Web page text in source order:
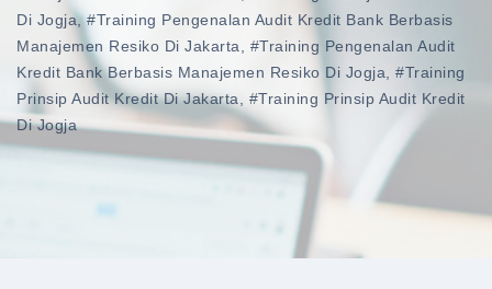
Di Jogja,#training Pengenalan Audit Kredit Bank Berbasis
Manajemen Resiko Di Jakarta
#training Pengenalan Audit
Kredit Bank Berbasis Manajemen Resiko Di Jogja
#training
Prinsip Audit Kredit Di Jakarta
#training Prinsip Audit Kredit
Di Jogja